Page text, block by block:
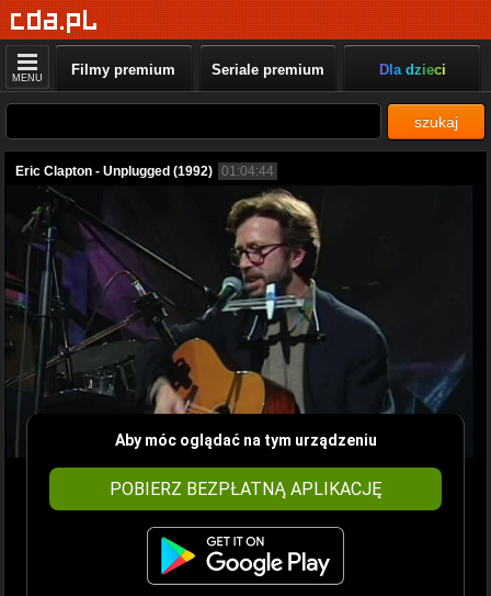
MENU Filmy premium Seriale premium Dla dzieci
szukaj
Eric Clapton - Unplugged (1992) 01:04:44
Aby móc oglądać na tym urządzeniu
POBIERZ BEZPŁATNĄ APLIKACJĘ